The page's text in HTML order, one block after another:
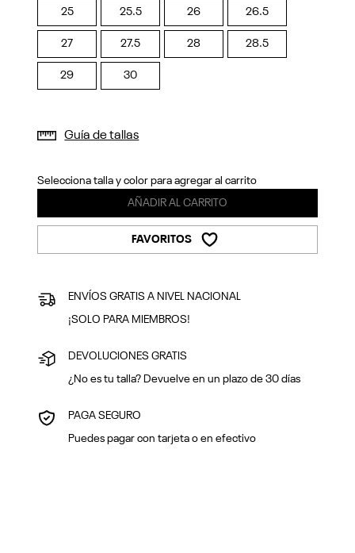
25 25.5 26 26.5
27 27.5 28 28.5
29 30
Guía de tallas
Selecciona talla y color para agregar al carrito
AÑADIR AL CARRITO
FAVORITOS
ENVÍOS GRATIS A NIVEL NACIONAL
¡SOLO PARA MIEMBROS!
DEVOLUCIONES GRATIS
¿No es tu talla? Devuelve en un plazo de 30 días
PAGA SEGURO
Puedes pagar con tarjeta o en efectivo